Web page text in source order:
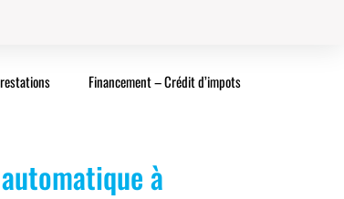
Financement – Crédit d’impots
à